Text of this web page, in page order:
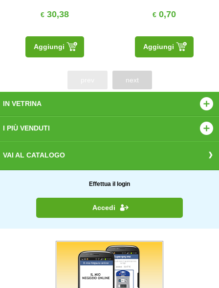
€ 30,38
Aggiungi
€ 0,70
Aggiungi
next
IN VETRINA
I PIÙ VENDUTI
VAI AL CATALOGO
Effettua il login
Accedi